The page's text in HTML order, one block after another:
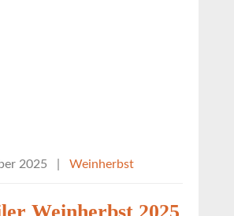
2025 Weinherbst
Weinherbst 2025